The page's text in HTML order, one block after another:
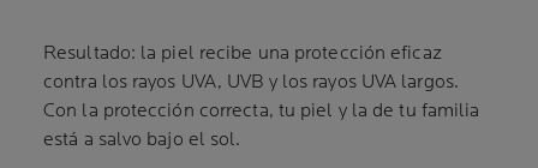
Resultado: la piel recibe una protección eficaz
contra los rayos UVA, UVB y los rayos UVA largos.
Con la protección correcta, tu piel y la de tu familia
está a salvo bajo el sol.